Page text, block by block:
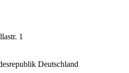
1
Deutschland